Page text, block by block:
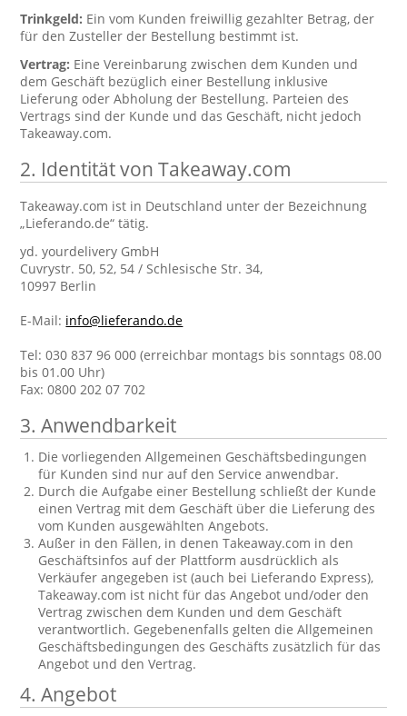
Trinkgeld: Ein vom Kunden freiwillig gezahlter Betrag, der
für den Zusteller der Bestellung bestimmt ist.
Vertrag: Eine Vereinbarung zwischen dem Kunden und
dem Geschäft bezüglich einer Bestellung inklusive
Lieferung oder Abholung der Bestellung. Parteien des
Vertrags sind der Kunde und das Geschäft, nicht jedoch
Takeaway.com.
2. Identität von Takeaway.com
Takeaway.com ist in Deutschland unter der Bezeichnung
„Lieferando.de“ tätig.
yd. yourdelivery GmbH
Cuvrystr. 50, 52, 54 / Schlesische Str. 34,
10997 Berlin
E-Mail: info@lieferando.de
Tel: 030 837 96 000 (erreichbar montags bis sonntags 08.00
bis 01.00 Uhr)
Fax: 0800 202 07 702
3. Anwendbarkeit
Die vorliegenden Allgemeinen Geschäftsbedingungen
für Kunden sind nur auf den Service anwendbar.
Durch die Aufgabe einer Bestellung schließt der Kunde
einen Vertrag mit dem Geschäft über die Lieferung des
vom Kunden ausgewählten Angebots.
Außer in den Fällen, in denen Takeaway.com in den
Geschäftsinfos auf der Plattform ausdrücklich als
Verkäufer angegeben ist (auch bei Lieferando Express),
Takeaway.com ist nicht für das Angebot und/oder den
Vertrag zwischen dem Kunden und dem Geschäft
verantwortlich. Gegebenenfalls gelten die Allgemeinen
Geschäftsbedingungen des Geschäfts zusätzlich für das
Angebot und den Vertrag.
4. Angebot